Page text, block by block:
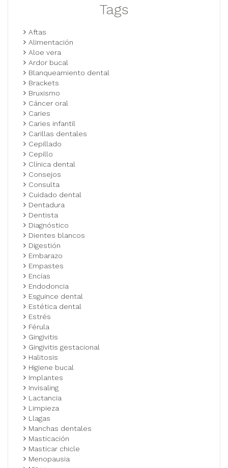
Tags
Aftas
Alimentación
Aloe vera
Ardor bucal
Blanqueamiento dental
Brackets
Bruxismo
Cáncer oral
Caries
Caries infantil
Carillas dentales
Cepillado
Cepillo
Clínica dental
Consejos
Consulta
Cuidado dental
Dentadura
Dentista
Diagnóstico
Dientes blancos
Digestión
Embarazo
Empastes
Encías
Endodoncia
Esguince dental
Estética dental
Estrés
Férula
Gingivitis
Gingivitis gestacional
Halitosis
Higiene bucal
Implantes
Invisaling
Lactancia
Limpieza
Llagas
Manchas dentales
Masticación
Masticar chicle
Menopausia